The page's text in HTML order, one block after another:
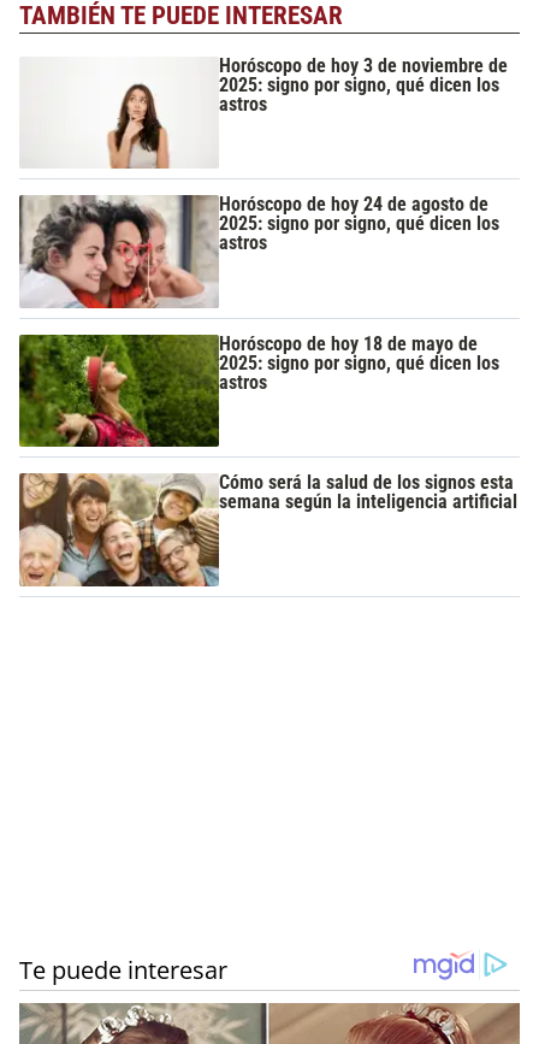
TAMBIÉN TE PUEDE INTERESAR
Horóscopo de hoy 3 de noviembre de
2025: signo por signo, qué dicen los
astros
Horóscopo de hoy 24 de agosto de
2025: signo por signo, qué dicen los
astros
Horóscopo de hoy 18 de mayo de
2025: signo por signo, qué dicen los
astros
Cómo será la salud de los signos esta
semana según la inteligencia artificial